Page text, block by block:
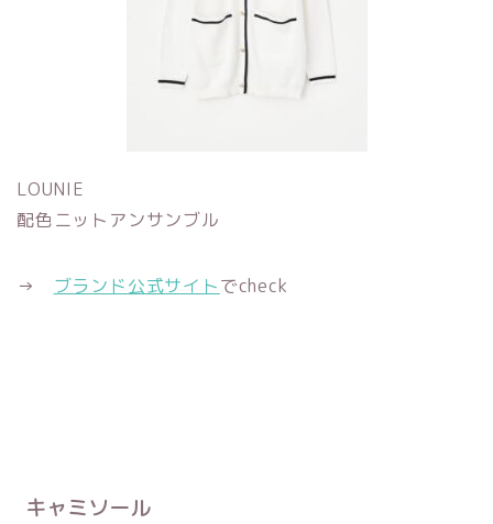
LOUNIE
配色ニットアンサンブル
→ ブランド公式サイトでcheck
キャミソール